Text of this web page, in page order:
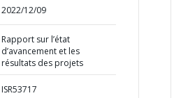
2022/12/09
Rapport sur l’état
d’avancement et les
résultats des projets
ISR53717